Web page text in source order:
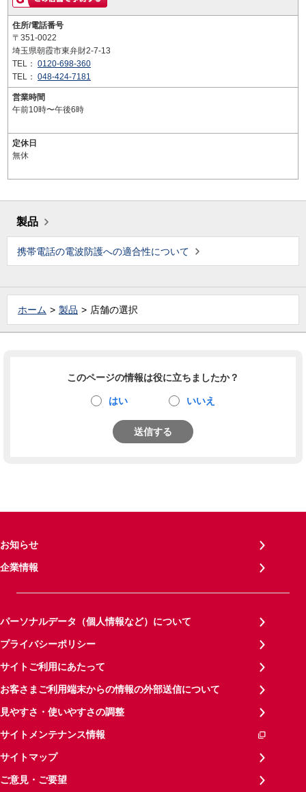
住所/電話番号
〒351-0022
埼玉県朝霞市東弁財2-7-13
TEL： 0120-698-360
TEL： 048-424-7181
営業時間
午前10時〜午後6時
定休日
無休
製品
携帯電話の電波防護への適合性について
ホーム 製品 店舗の選択
このページの情報は役に立ちましたか？
はい いいえ
送信する
お知らせ
企業情報
パーソナルデータ（個人情報など）について
プライバシーポリシー
サイトご利用にあたって
お客さまご利用端末からの情報の外部送信について
見やすさ・使いやすさの調整
サイトメンテナンス情報
サイトマップ
ご意見・ご要望